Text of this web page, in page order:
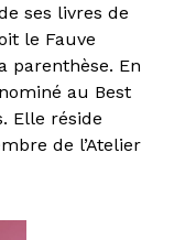
ses livres de
le Fauve
parenthèse. En
au Best
Elle réside
de l’Atelier